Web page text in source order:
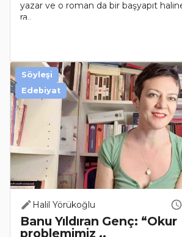
yazar ve o roman da bir başyapıt
ra..
Halil Yörükoğlu
Banu Yıldıran Genç: “Okur
problemimiz ..
Söyleşi
Edebiyat